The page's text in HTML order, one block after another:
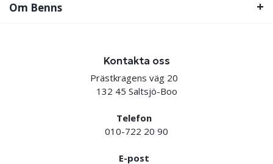
Om Benns
Kontakta oss
Prästkragens väg 20
132 45 Saltsjö-Boo
Telefon
010-722 20 90
E-post